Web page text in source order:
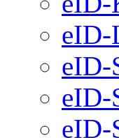
eID-
eID-
eID-
eID-